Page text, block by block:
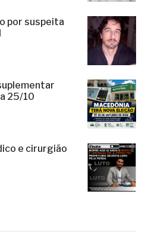
por suspeita
25/10
e cirurgião